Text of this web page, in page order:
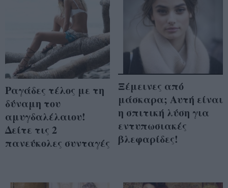
Ραγάδες τέλος με τη
δύναμη του
αμυγδαλέλαιου!
Δείτε τις 2
πανεύκολες συνταγές
Ξέμεινες από
μάσκαρα; Αυτή είναι
η σπιτική λύση για
εντυπωσιακές
βλεφαρίδες!